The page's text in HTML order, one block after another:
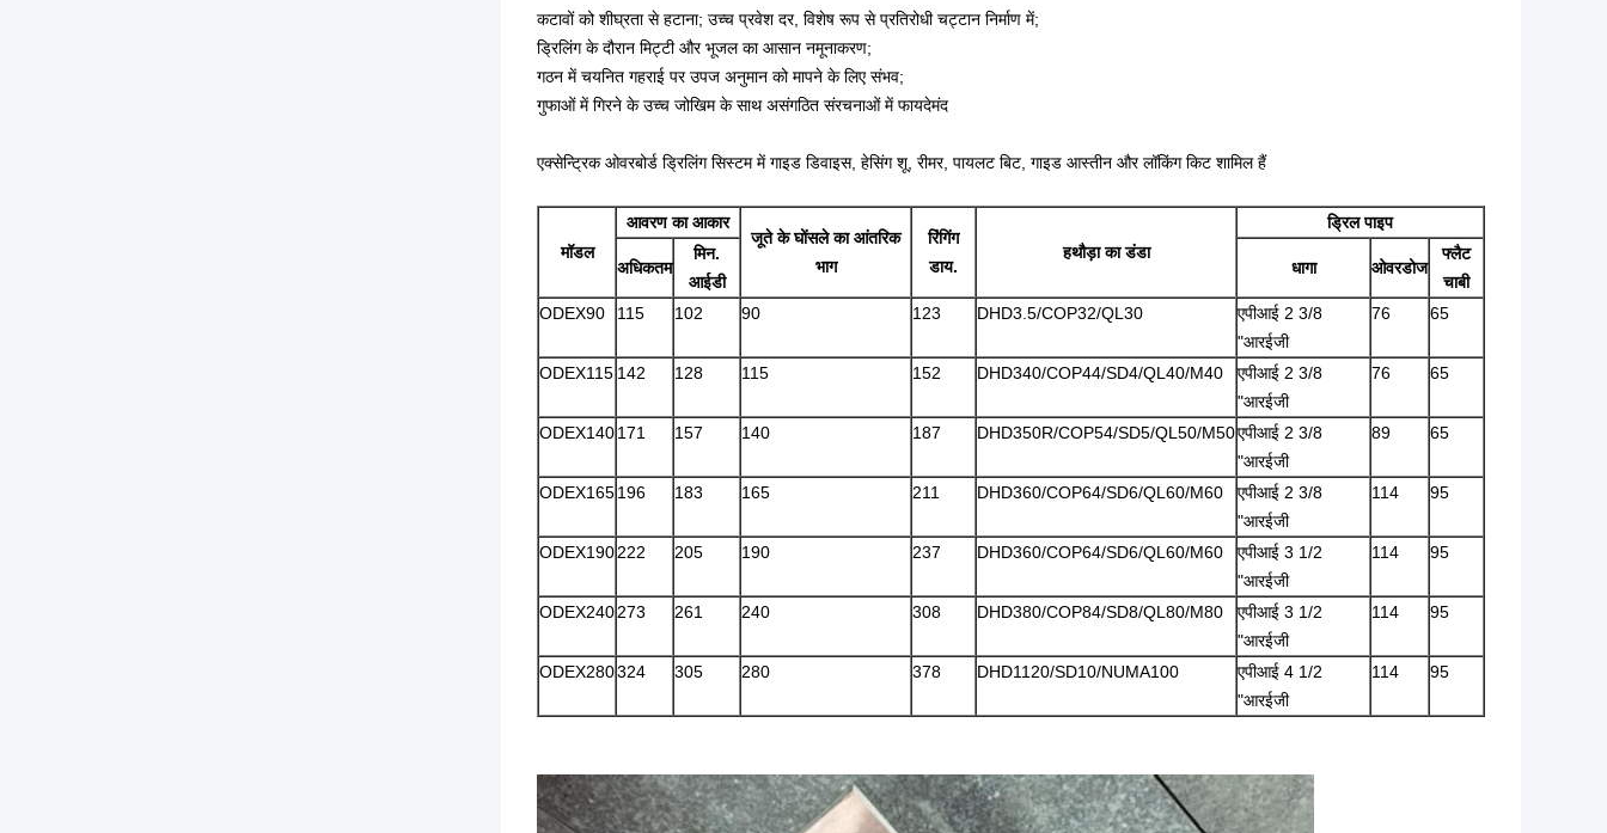
कटावों को शीघ्रता से हटाना; उच्च प्रवेश दर, विशेष रूप से प्रतिरोधी चट्टान निर्माण में;
ड्रिलिंग के दौरान मिट्टी और भूजल का आसान नमूनाकरण;
गठन में चयनित गहराई पर उपज अनुमान को मापने के लिए संभव;
गुफाओं में गिरने के उच्च जोखिम के साथ असंगठित संरचनाओं में फायदेमंद
एक्सेन्ट्रिक ओवरबोर्ड ड्रिलिंग सिस्टम में गाइड डिवाइस, हेसिंग शू, रीमर, पायलट बिट, गाइड आस्तीन और लॉकिंग किट शामिल हैं
मॉडल
आवरण का आकार
जूते के घोंसले का आंतरिक
भाग
रिंगिंग
डाय.
हथौड़ा का डंडा
ड्रिल पाइप
अधिकतम
मिन.
आईडी
धागा ओवरडोज
फ्लैट
चाबी
ODEX90
115 102 90 123 DHD3.5/COP32/QL30
एपीआई 2 3/8
"आरईजी
76 65
ODEX115 142 128 115 152 DHD340/COP44/SD4/QL40/M40
एपीआई 2 3/8
"आरईजी
76 65
ODEX140171 157 140 187 DHD350R/COP54/SD5/QL50/M50एपीआई 2 3/8
"आरईजी
89 65
ODEX165196 183 165 211 DHD360/COP64/SD6/QL60/M60
एपीआई 2 3/8
"आरईजी
114 95
ODEX190222 205 190 237 DHD360/COP64/SD6/QL60/M60
एपीआई 3 1/2
"आरईजी
114 95
ODEX240273 261 240 308 DHD380/COP84/SD8/QL80/M80
एपीआई 3 1/2
"आरईजी
114 95
ODEX280324 305 280 378 DHD1120/SD10/NUMA100
एपीआई 4 1/2
"आरईजी
114 95